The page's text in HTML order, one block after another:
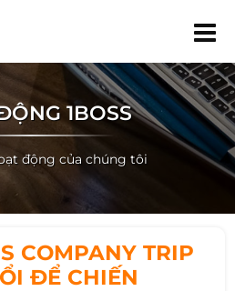
1BOSS
động của chúng tôi
COMPANY TRIP
ĐỂ CHIẾN